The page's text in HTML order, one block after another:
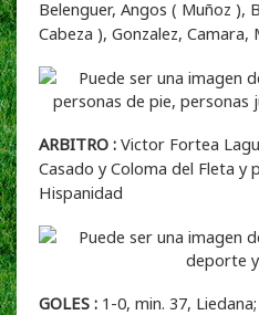
Belenguer, Angos ( Muñoz ),
Cabeza ), Gonzalez, Camara,
ARBITRO : Victor Fortea
Casado y Coloma del Fleta y
Hispanidad
GOLES : 1-0, min. 37,